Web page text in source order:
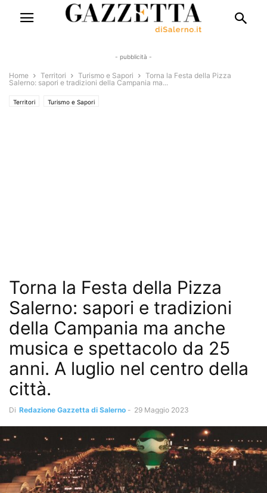
- pubblicità -
Home Territori Turismo e Sapori
Torna la Festa della Pizza
Salerno: sapori e tradizioni della Campania ma...
Territori Turismo e Sapori
Torna la Festa della Pizza
Salerno: sapori e tradizioni
della Campania ma anche
musica e spettacolo da 25
anni. A luglio nel centro della
città.
Di Redazione Gazzetta di Salerno - 29 Maggio 2023